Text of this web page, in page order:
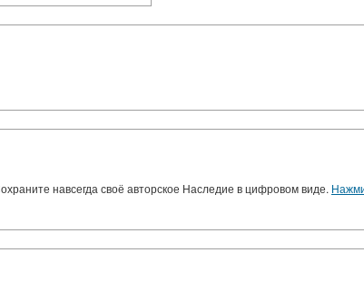
навсегда своё авторское Наследие в цифровом виде.